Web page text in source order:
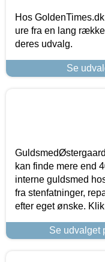
Hos
ure fra en lang
deres udvalg.
Se
kan finde mere end
interne guldsmed
fra stenfatninger,
efter eget ønske.
Se udvalget